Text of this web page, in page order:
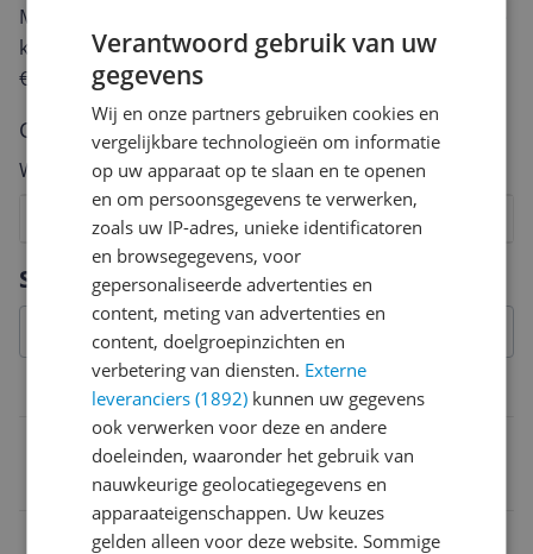
Specificaties
Belangrijkste kenmerken
Type koffie
Koffiebonen
Inhoud waterreservoir
Met jouw mening help je andere bezoekers een betere
keuze te maken én maak je iedere maand kans op
€250,-!
Klik hier voor de actievoorwaarden.
Cijfer
Welk cijfer geef jij dit product?
7
5
Vraag 1 van 4
Verantwoord gebruik van uw
gegevens
Wij en onze partners gebruiken cookies en
vergelijkbare technologieën om informatie
op uw apparaat op te slaan en te openen
en om persoonsgegevens te verwerken,
zoals uw IP-adres, unieke identificatoren
en browsegegevens, voor
gepersonaliseerde advertenties en
content, meting van advertenties en
content, doelgroepinzichten en
verbetering van diensten. Externe
leveranciers (1892) kunnen uw gegevens
ook verwerken voor deze en andere
doeleinden, waaronder het gebruik van
nauwkeurige geolocatiegegevens en
apparaateigenschappen. Uw keuzes
gelden alleen voor deze website. Sommige